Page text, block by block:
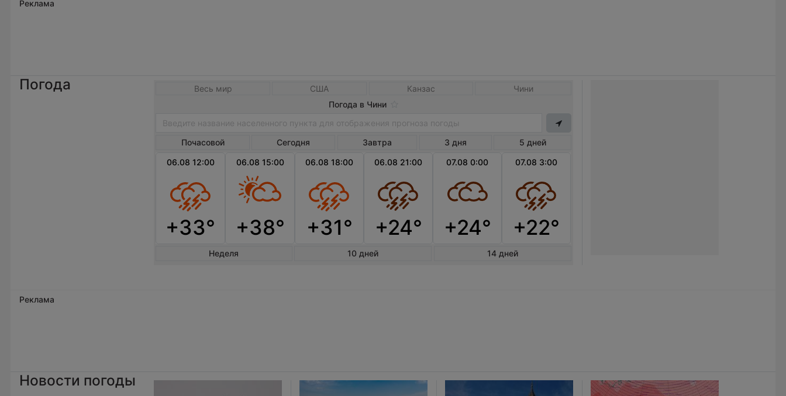
Реклама
Погода Весь мир США Канзас
Чини
Погода в Чини
Почасовой Сегодня Завтра 3 дня
5 дней
06.08 12:00
+33°
06.08 15:00
+38°
06.08 18:00
+31°
06.08 21:00
+24°
07.08 0:00
+24°
07.08 3:00
+22°
Неделя 10 дней 14 дней
Реклама
Новости погоды